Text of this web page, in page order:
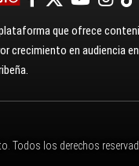
que ofrece
crecimiento en audiencia
Todos los derechos